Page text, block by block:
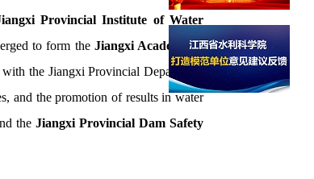
Provincial Institute of Water
to form the Jiangxi Academy of
the Jiangxi Provincial Department
and the promotion of results in water
the Jiangxi Provincial Dam Safety